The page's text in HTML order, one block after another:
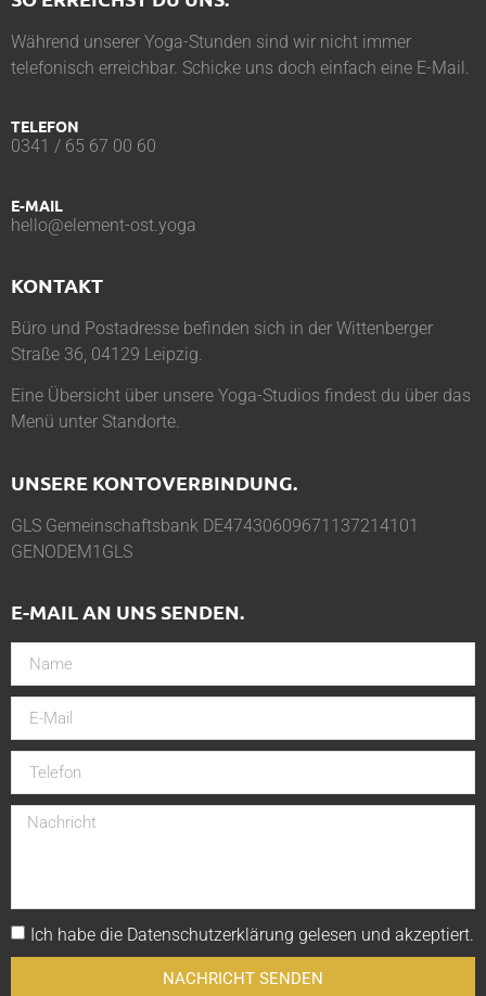
Während unserer Yoga-Stunden sind wir nicht immer
telefonisch erreichbar. Schicke uns doch einfach eine E-Mail.
TELEFON
0341 / 65 67 00 60
E-MAIL
hello@element-ost.yoga
KONTAKT
Büro und Postadresse befinden sich in der Wittenberger
Straße 36, 04129 Leipzig.
Eine Übersicht über unsere Yoga-Studios findest du über das
Menü unter Standorte.
UNSERE KONTOVERBINDUNG.
GLS Gemeinschaftsbank DE47430609671137214101
GENODEM1GLS
E-MAIL AN UNS SENDEN.
Ich habe die Datenschutzerklärung gelesen und akzeptiert.
NACHRICHT SENDEN